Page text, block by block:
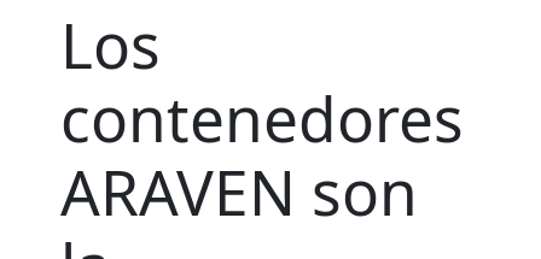
Los
contenedores
ARAVEN son